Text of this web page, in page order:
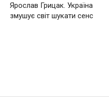
Ярослав Грицак. Україна
змушує світ шукати сенс